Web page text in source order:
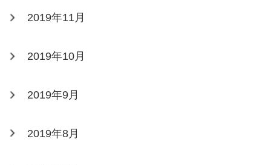
2019年11月
2019年10月
2019年9月
2019年8月